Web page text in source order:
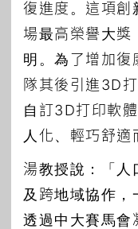
復進度。這項創
場最高榮譽大獎
明。為了增加復
隊其後引進3D
自訂3D打印軟
人化、輕巧舒適
湯教授說：「人
及跨地域協作，
透過中大賽馬會